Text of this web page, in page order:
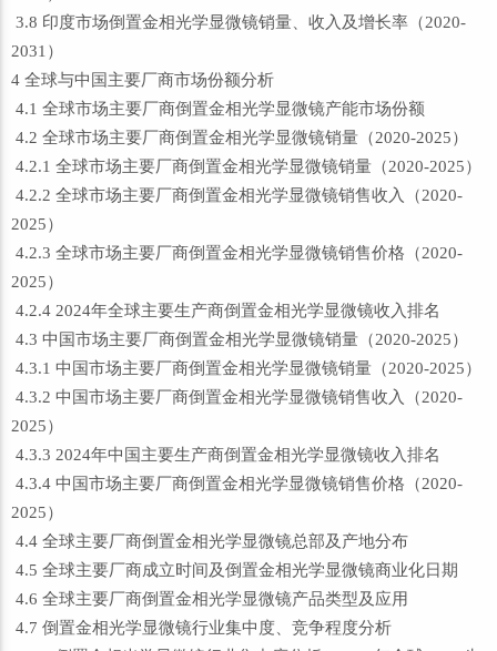
3.8 印度市场倒置金相光学显微镜销量、收入及增长率（2020-
2031）
4 全球与中国主要厂商市场份额分析
4.1 全球市场主要厂商倒置金相光学显微镜产能市场份额
4.2 全球市场主要厂商倒置金相光学显微镜销量（2020-2025）
4.2.1 全球市场主要厂商倒置金相光学显微镜销量（2020-2025）
4.2.2 全球市场主要厂商倒置金相光学显微镜销售收入（2020-
2025）
4.2.3 全球市场主要厂商倒置金相光学显微镜销售价格（2020-
2025）
4.2.4 2024年全球主要生产商倒置金相光学显微镜收入排名
4.3 中国市场主要厂商倒置金相光学显微镜销量（2020-2025）
4.3.1 中国市场主要厂商倒置金相光学显微镜销量（2020-2025）
4.3.2 中国市场主要厂商倒置金相光学显微镜销售收入（2020-
2025）
4.3.3 2024年中国主要生产商倒置金相光学显微镜收入排名
4.3.4 中国市场主要厂商倒置金相光学显微镜销售价格（2020-
2025）
4.4 全球主要厂商倒置金相光学显微镜总部及产地分布
4.5 全球主要厂商成立时间及倒置金相光学显微镜商业化日期
4.6 全球主要厂商倒置金相光学显微镜产品类型及应用
4.7 倒置金相光学显微镜行业集中度、竞争程度分析